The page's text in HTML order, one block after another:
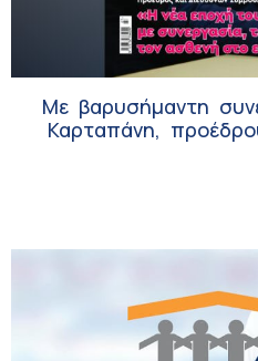
Με βαρυσήμαντη
Καρταπάνη,
συμβούλου του